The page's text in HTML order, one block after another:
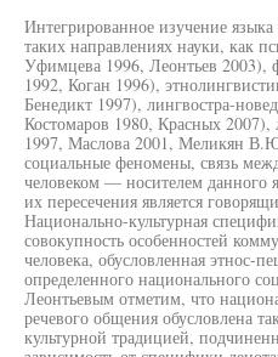
Интегрированное изучение
таких направлениях науки, как
Уфимцева 1996, Леонтьев 2003),
1992, Коган 1996),
Бенедикт 1997), лингвостра-
Костомаров 1980, Красных 2007),
1997, Маслова 2001, Меликян
социальные феномены, связь
человеком — носителем данного
их пересечения является
Национально-культурная
совокупность особенностей
человека, обусловленная этнос-
определенного национального
Леонтьевым отметим, что
речевого общения обусловлена
культурной традицией,